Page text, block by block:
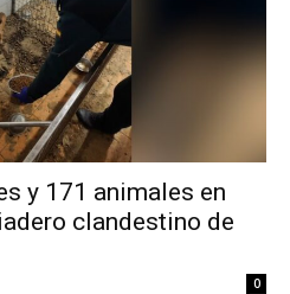
y 171 animales en
clandestino de
0